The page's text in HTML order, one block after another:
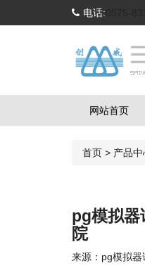
电话:
网站首页
首页 > 产品中
pg模拟器
院
来源： pg模拟器